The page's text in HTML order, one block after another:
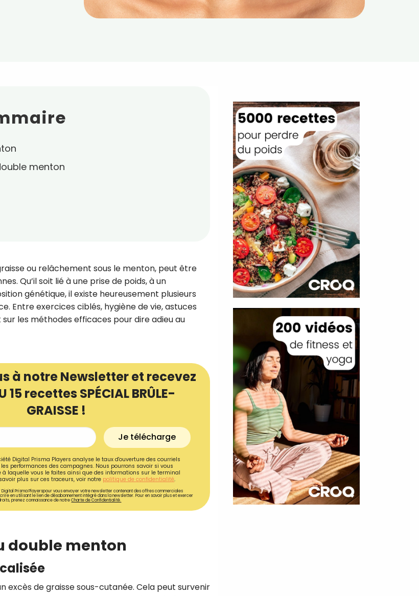
menton
ou relâchement sous le menton, peut être
Qu’il soit lié à une prise de poids, à un
génétique, il existe heureusement plusieurs
Entre exercices ciblés, hygiène de vie, astuces
les méthodes efficaces pour dire adieu au
à notre Newsletter et recevez
15 recettes SPÉCIAL BRÛLE-
GRAISSE !
Je télécharge
Digital Prisma Players analyse le taux d'ouverture des courriels
performances des campagnes. Nous pourrons savoir si vous
à laquelle vous le faites ainsi que des informations sur le terminal
plus sur ces traceurs, voir notre politique de confidentialité.
Prisma Playerspour vous envoyer votre newsletter contenant des offres commerciales
en utilisant le lien de désabonnement intégré dans la newsletter. Pour en savoir plus et exercer
prenez connaissance de notreCharte de Confidentialité.
double menton
excès de graisse sous-cutanée. Cela peut survenir
Recevez gratuitement 180
recettes inédites de CROQ
Ainsi que la newsletter promotionnelle de